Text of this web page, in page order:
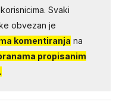
Svaki
obvezan je
komentiranja na
propisanim